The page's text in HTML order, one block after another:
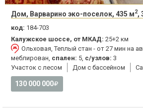
Дом, Варварино эко-поселок, 435 м2,
код: 184-703
Калужское шоссе, от МКАД: 25+2 км
Ольховая, Теплый стан - от 27 мин на
меблирован, спален: 5, с/узлов: 3
Участок с лесом
Дом с бассейном
130 000 000